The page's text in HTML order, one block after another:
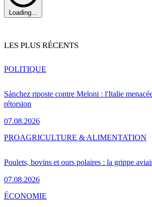
Loading...
LES PLUS RÉCENTS
Sánchez riposte contre Meloni : l'Italie
rétorsion
07.08.2026
POLITIQUE
Poulets, bovins et ours polaires : la grippe
07.08.2026
PROAGRICULTURE & ALIMENTATION
ÉCONOMIE